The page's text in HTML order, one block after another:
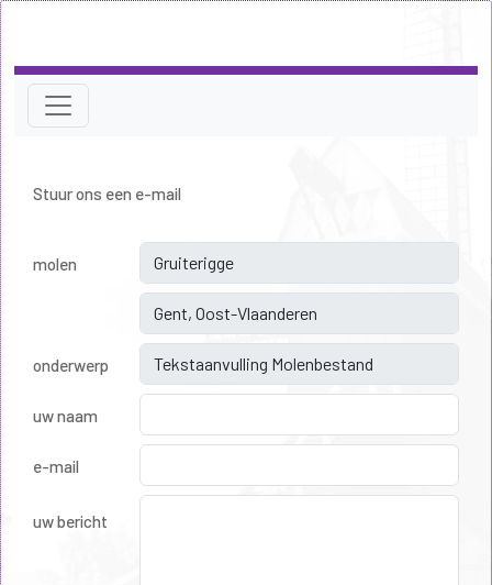
Stuur ons een e-mail
molen
onderwerp
uw naam
e-mail
uw bericht